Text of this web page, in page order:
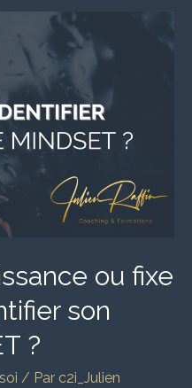
ou fixe
son
?
/ Par c2i_Julien